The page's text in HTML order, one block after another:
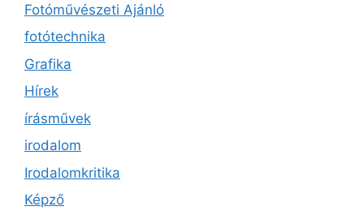
Fotóművészeti Ajánló
fotótechnika
Grafika
Hírek
írásművek
irodalom
Irodalomkritika
Képző